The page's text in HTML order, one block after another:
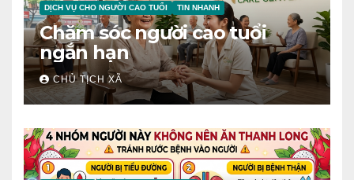
DỊCH VỤ CHO NGƯỜI CAO TUỔI TIN NHANH
Chăm sóc người cao tuổi
ngắn hạn
CHỦ TỊCH XÃ